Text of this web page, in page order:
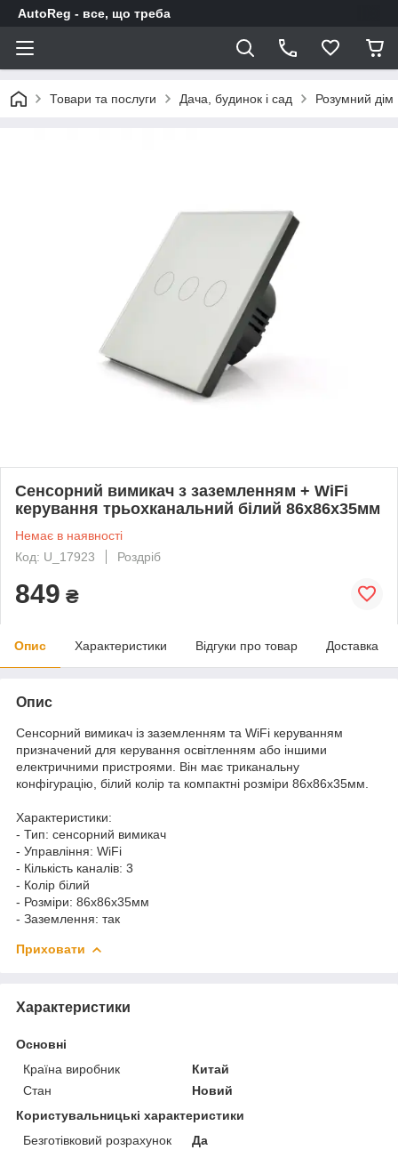
AutoReg - все, що треба
Товари та послуги Дача, будинок і сад Розумний дім
Сенсорний вимикач з заземленням + WiFi
керування трьохканальний білий 86х86х35мм
Немає в наявності
Код: U_17923
Роздріб
849 ₴
Опис Характеристики Відгуки про товар Доставка
Опис
Сенсорний вимикач із заземленням та WiFi керуванням
призначений для керування освітленням або іншими
електричними пристроями. Він має триканальну
конфігурацію, білий колір та компактні розміри 86х86х35мм.
Характеристики:
- Тип: сенсорний вимикач
- Управління: WiFi
- Кількість каналів: 3
- Колір білий
- Розміри: 86х86х35мм
- Заземлення: так
Приховати
Характеристики
Основні
Країна виробник
Китай
Стан
Новий
Користувальницькі характеристики
Безготівковий розрахунок
Да